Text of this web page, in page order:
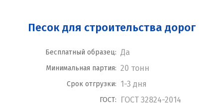
Песок для строительства дорог
Бесплатный образец: Да
Минимальная партия: 20 тонн
Срок отгрузки: 1-3 дня
ГОСТ: ГОСТ 32824-2014